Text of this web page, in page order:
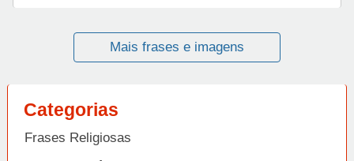
Mais frases e imagens
Categorias
Frases Religiosas